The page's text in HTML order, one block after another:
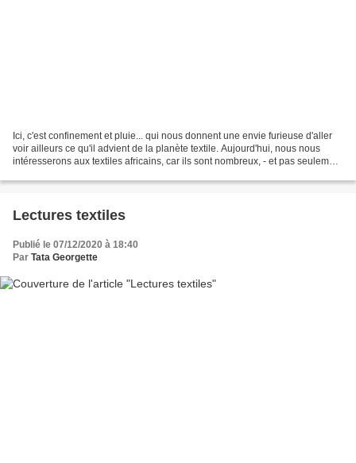
Ici, c'est confinement et pluie... qui nous donnent une envie furieuse d'aller
voir ailleurs ce qu'il advient de la planète textile. Aujourd'hui, nous nous
intéresserons aux textiles africains, car ils sont nombreux, - et pas seulement
Lectures textiles
Publié le 07/12/2020 à 18:40
Par Tata Georgette